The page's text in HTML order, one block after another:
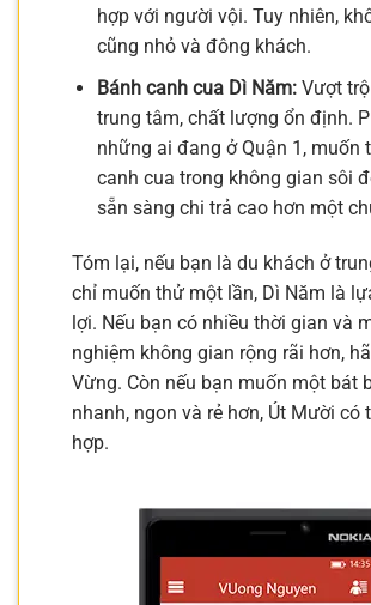
hợp với người vội. Tuy nhiên,
cũng nhỏ và đông khách.
Bánh canh cua Dì Năm:Vượt
trung tâm, chất lượng ổn định.
những ai đang ở Quận 1, muốn
canh cua trong không gian sôi
sẵn sàng chi trả cao hơn một
Tóm lại, nếu bạn là du khách ở
chỉ muốn thử một lần, Dì Năm là
lợi. Nếu bạn có nhiều thời gian và
nghiệm không gian rộng rãi hơn,
Vừng. Còn nếu bạn muốn một bát
nhanh, ngon và rẻ hơn, Út Mười có
hợp.